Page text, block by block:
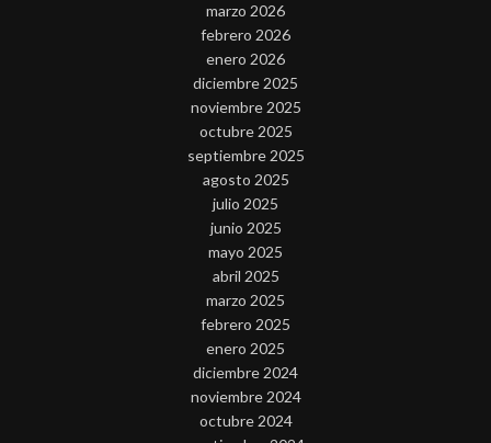
marzo 2026
febrero 2026
enero 2026
diciembre 2025
noviembre 2025
octubre 2025
septiembre 2025
agosto 2025
julio 2025
junio 2025
mayo 2025
abril 2025
marzo 2025
febrero 2025
enero 2025
diciembre 2024
noviembre 2024
octubre 2024